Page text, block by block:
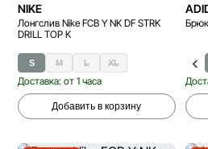
NIKE
Лонгслив Nike FCB Y NK DF STRK
DRILL TOP K
S M L XL
Доставка: от 1 часа
Добавить в корзину